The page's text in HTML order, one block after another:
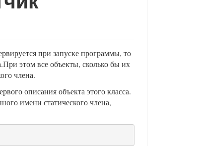
при запуске программы, то
этом все объекты, сколько бы их
члена.
описания объекта этого класса.
имени статического члена,